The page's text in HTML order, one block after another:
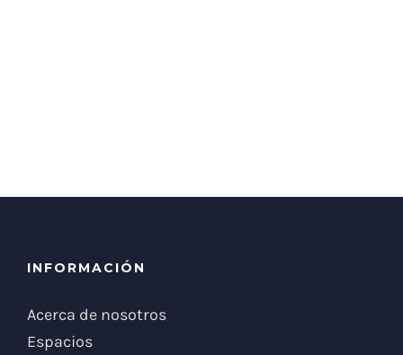
INFORMACIÓN
Acerca de nosotros
Espacios